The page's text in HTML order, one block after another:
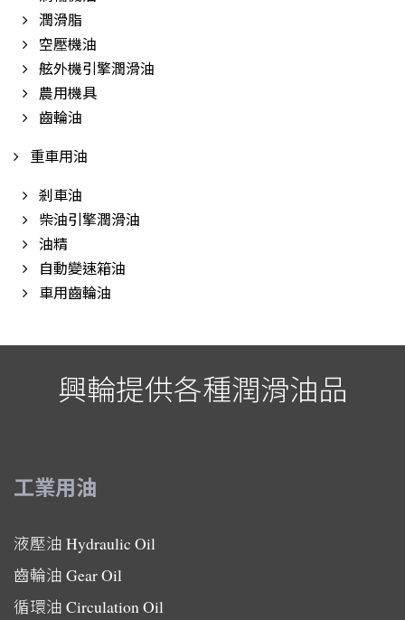
潤滑脂
空壓機油
舷外機引擎潤滑油
農用機具
齒輪油
重車用油
剎車油
柴油引擎潤滑油
油精
自動變速箱油
車用齒輪油
興輪提供各種潤滑油品
工業用油
液壓油 Hydraulic Oil
齒輪油 Gear Oil
循環油 Circulation Oil